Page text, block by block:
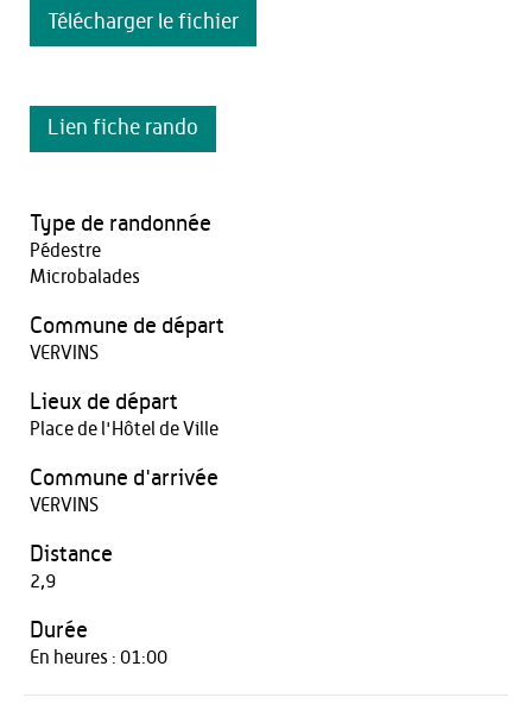
Télécharger le fichier
Lien fiche rando
Type de randonnée
Pédestre
Microbalades
Commune de départ
VERVINS
Lieux de départ
Place de l'Hôtel de Ville
Commune d'arrivée
VERVINS
Distance
2,9
Durée
En heures : 01:00